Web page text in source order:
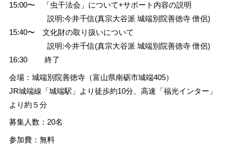
15:00〜 「虫干法会」について+サポート内容の説明
説明:今井千信(真宗大谷派 城端別院善徳寺 僧侶)
15:40〜 文化財の取り扱いについて
説明:今井千信(真宗大谷派 城端別院善徳寺 僧侶)
16:30 終了
会場：城端別院善徳寺（富山県南砺市城端405）
JR城端線「城端駅」より徒歩約10分、高速「福光インター」
より約５分
募集人数：20名
参加費：無料